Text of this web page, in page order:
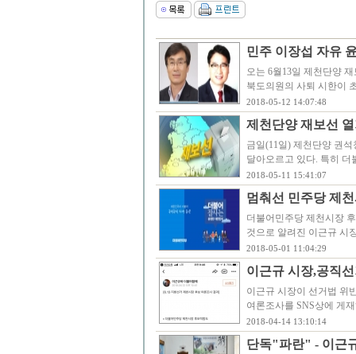
민주 이장섭 자유
오는 6월13일 제천단양
북도의원의 사퇴 시한이
2018-05-12 14:07:48
제천단양 재보선
금일(11일) 제천단양 권
달아오르고 있다. 특히
2018-05-11 15:41:07
멈춰선 민주당 제
더불어민주당 제천시장
것으로 알려진 이근규 시
2018-05-01 11:04:29
이근규 시장,공직
이근규 시장이 선거법 위
여론조사를 SNS상에 게
2018-04-14 13:10:14
단독"파란" - 이근